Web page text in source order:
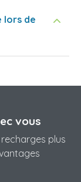
lors de
vous
plus